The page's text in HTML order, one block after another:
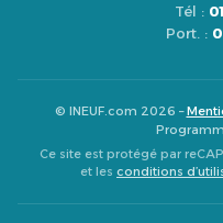
Tél :
Port. :
© INEUF.com 2026 –
Ce site est protégé par
et les conditions